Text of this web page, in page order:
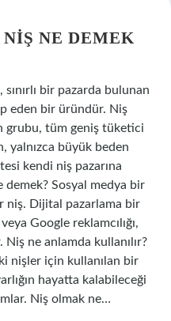
NIŞ NE DEMEK
bir pazarda bulunan
eden bir üründür. Niş
grubu, tüm geniş tüketici
yalnızca büyük beden
kendi niş pazarına
demek? Sosyal medya bir
niş. Dijital pazarlama bir
Google reklamcılığı,
ne anlamda kullanılır?
nişler için kullanılan bir
hayatta kalabileceği
Niş olmak ne…